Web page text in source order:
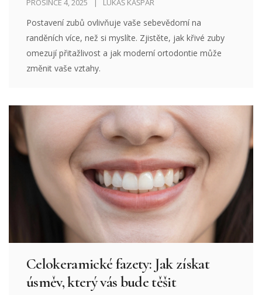
PROSINCE 4, 2025 LUKÁŠ KAŠPAR
Postavení zubů ovlivňuje vaše sebevědomí na
randěních více, než si myslíte. Zjistěte, jak křivé zuby
omezují přitažlivost a jak moderní ortodontie může
změnit vaše vztahy.
Celokeramické fazety: Jak získat
úsměv, který vás bude těšit